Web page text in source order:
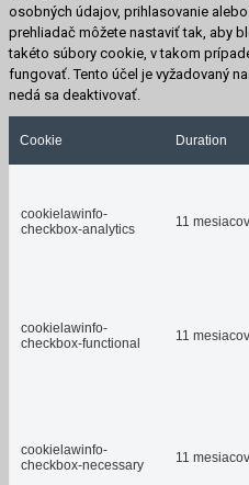
osobných údajov, prihlasovanie
prehliadač môžete nastaviť tak, aby
takéto súbory cookie, v takom
fungovať. Tento účel je vyžadovaný
nedá sa deaktivovať.
Cookie Duration
cookielawinfo-
checkbox-analytics
11 mesiacov
cookielawinfo-
checkbox-functional
11 mesiacov
cookielawinfo-
checkbox-necessary
11 mesiacov